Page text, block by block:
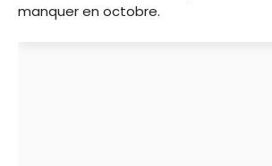
manquer en octobre.